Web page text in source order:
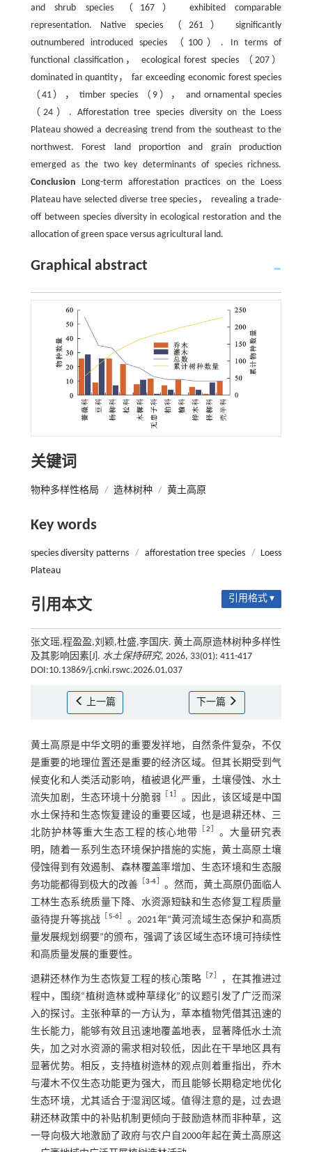
and shrub species （167） exhibited comparable
representation. Native species （261） significantly
outnumbered introduced species （100）. In terms of
functional classification， ecological forest species （207）
dominated in quantity， far exceeding economic forest species
（41）， timber species （9）， and ornamental species
（24）. Afforestation tree species diversity on the Loess
Plateau showed a decreasing trend from the southeast to the
northwest. Forest land proportion and grain production
emerged as the two key determinants of species richness.
Conclusion Long-term afforestation practices on the Loess
Plateau have selected diverse tree species， revealing a trade-
off between species diversity in ecological restoration and the
allocation of green space versus agricultural land.
Graphical abstract
关键词
物种多样性格局 / 造林树种 / 黄土高原
Key words
species diversity patterns / afforestation tree species /
Loess
Plateau
引用本文 引用格式 ▾
张文瑶,程盈盈,刘颖,杜盛,李国庆. 黄土高原造林树种多样性
及其影响因素[J]. 水土保持研究, 2026, 33(01): 411-417
DOI:10.13869/j.cnki.rswc.2026.01.037
上一篇 下一篇
黄土高原是中华文明的重要发祥地，自然条件复杂，不仅
是重要的地理位置还是重要的经济区域。但其长期受到气
候变化和人类活动影响，植被退化严重，土壤侵蚀、水土
流失加剧，生态环境十分脆弱
［ 1］ 。因此，该区域是中国
水土保持和生态恢复建设的重要区域，也是退耕还林、三
北防护林等重大生态工程的核心地带
［2］ 。大量研究表
明，随着一系列生态环境保护措施的实施，黄土高原土壤
侵蚀得到有效遏制、森林覆盖率增加、生态环境和生态服
务功能都得到极大的改善 ［3-4］ 。然而，黄土高原仍面临人
工林生态系统质量下降、水资源短缺和生态修复工程质量
亟待提升等挑战 ［5-6］ 。2021年“黄河流域生态保护和高质
量发展规划纲要”的颁布，强调了该区域生态环境可持续性
和高质量发展的重要性。
退耕还林作为生态恢复工程的核心策略 ［7］
，在其推进过
程中，围绕“植树造林或种草绿化”的议题引发了广泛而深
入的探讨。主张种草的一方认为，草本植物凭借其迅速的
生长能力，能够有效且迅速地覆盖地表，显著降低水土流
失，加之对水资源的需求相对较低，因此在干旱地区具有
显著优势。相反，支持植树造林的观点则着重指出，乔木
与灌木不仅生态功能更为强大，而且能够长期稳定地优化
生态环境，尤其适合于湿润区域。值得注意的是，过去退
耕还林政策中的补贴机制更倾向于鼓励造林而非种草，这
一导向极大地激励了政府与农户自2000年起在黄土高原这